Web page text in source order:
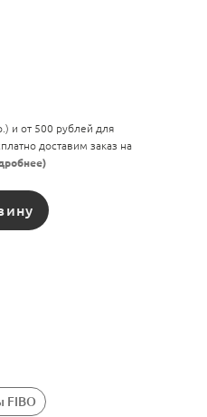
и от 500 рублей для
доставим заказ на
FIBO